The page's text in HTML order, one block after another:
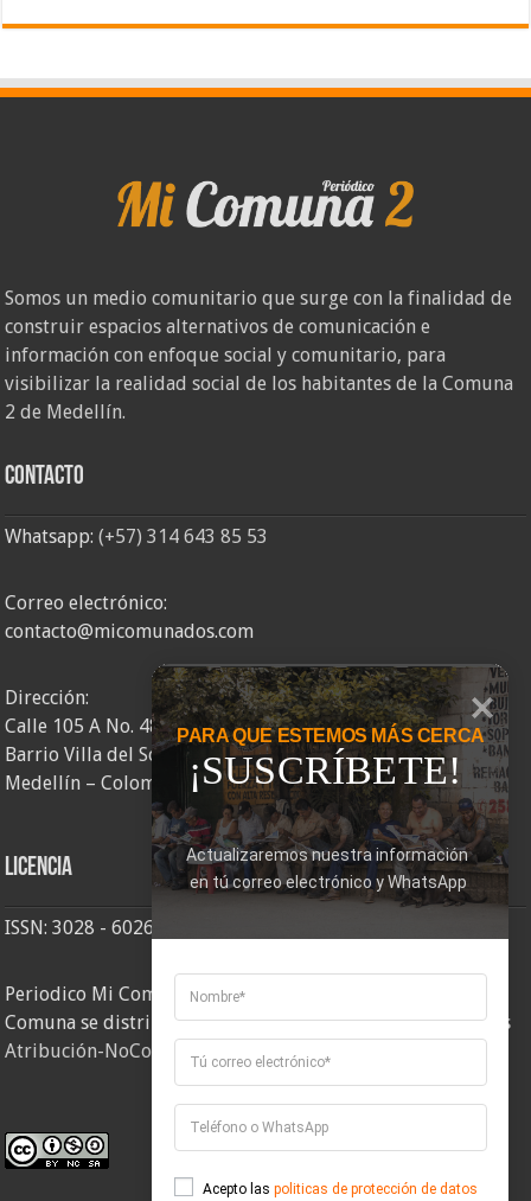
Somos un medio comunitario que surge con la finalidad de
construir espacios alternativos de comunicación e
información con enfoque social y comunitario, para
visibilizar la realidad social de los habitantes de la Comuna
2 de Medellín.
Contacto
Whatsapp:(+57) 314 643 85 53
Correo electrónico:
contacto@micomunados.com
Dirección:
Calle 105 A No. 48AA – 58
Barrio Villa del Socorro
Medellín – Colombia
Licencia
ISSN: 3028 - 6026
Periodico Mi Comuna 2, elaborado por Corporación Mi
Comuna se distribuye bajo unaLicencia Creative Commons
Atribución-NoComercial-CompartirIgual 4.0 Internacional
PARA QUE ESTEMOS MÁS CERCA
¡SUSCRÍBETE!
Actualizaremos nuestra información
en tú correo electrónico y WhatsApp
Acepto las politicas de protección de datos